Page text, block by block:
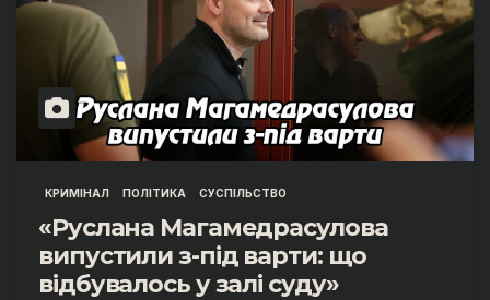
КРИМІНАЛ ПОЛІТИКА СУСПІЛЬСТВО
«Руслана Магамедрасулова
випустили з-під варти: що
відбувалось у залі суду»